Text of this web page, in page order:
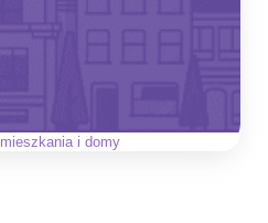
mieszkania i domy